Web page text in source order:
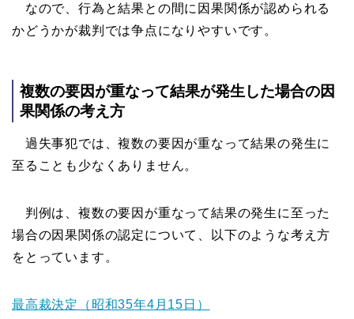
なので、行為と結果との間に因果関係が認められる
かどうかが裁判では争点になりやすいです。
複数の要因が重なって結果が発生した場合の因
果関係の考え方
過失事犯では、複数の要因が重なって結果の発生に
至ることも少なくありません。
判例は、複数の要因が重なって結果の発生に至った
場合の因果関係の認定について、以下のような考え方
をとっています。
最高裁決定（昭和35年4月15日）